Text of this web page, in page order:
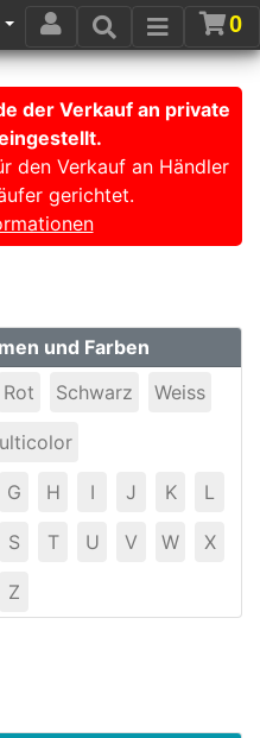
0
der Verkauf an private
den Verkauf an Händler
gerichtet.
und Farben
Rot Schwarz Weiss
G H I J K L
S T U V W X
Z